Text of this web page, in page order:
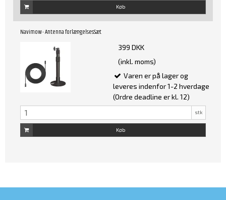
Køb
Navimow - Antenna forlængelsesSæt
399 DKK
(inkl. moms)
Varen er på lager og
leveres indenfor 1-2 hverdage
(Ordre deadline er kl. 12)
stk
Køb